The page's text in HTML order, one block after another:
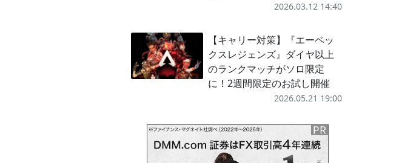
2026.03.12 14:40
【キャリー対策】『エーペッ
クスレジェンズ』ダイヤ以上
のランクマッチがソロ限定
に！2週間限定のお試し開催
2026.05.21 19:00